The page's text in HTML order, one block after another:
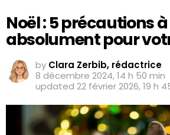
Noël : 5 précautions
absolument pour
by Clara Zerbib, rédactrice
8 décembre 2024, 14 h 50 min
updated 22 février 2026, 19 h